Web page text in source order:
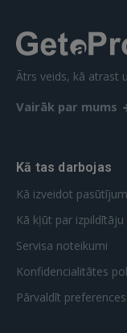
Ātrs veids, kā atrast
Vairāk par mums
Kā tas darbojas
Kā izveidot
Kā kļūt par izpildītāju
Servisa noteikumi
Konfidencialitātes
Pārvaldīt preferences